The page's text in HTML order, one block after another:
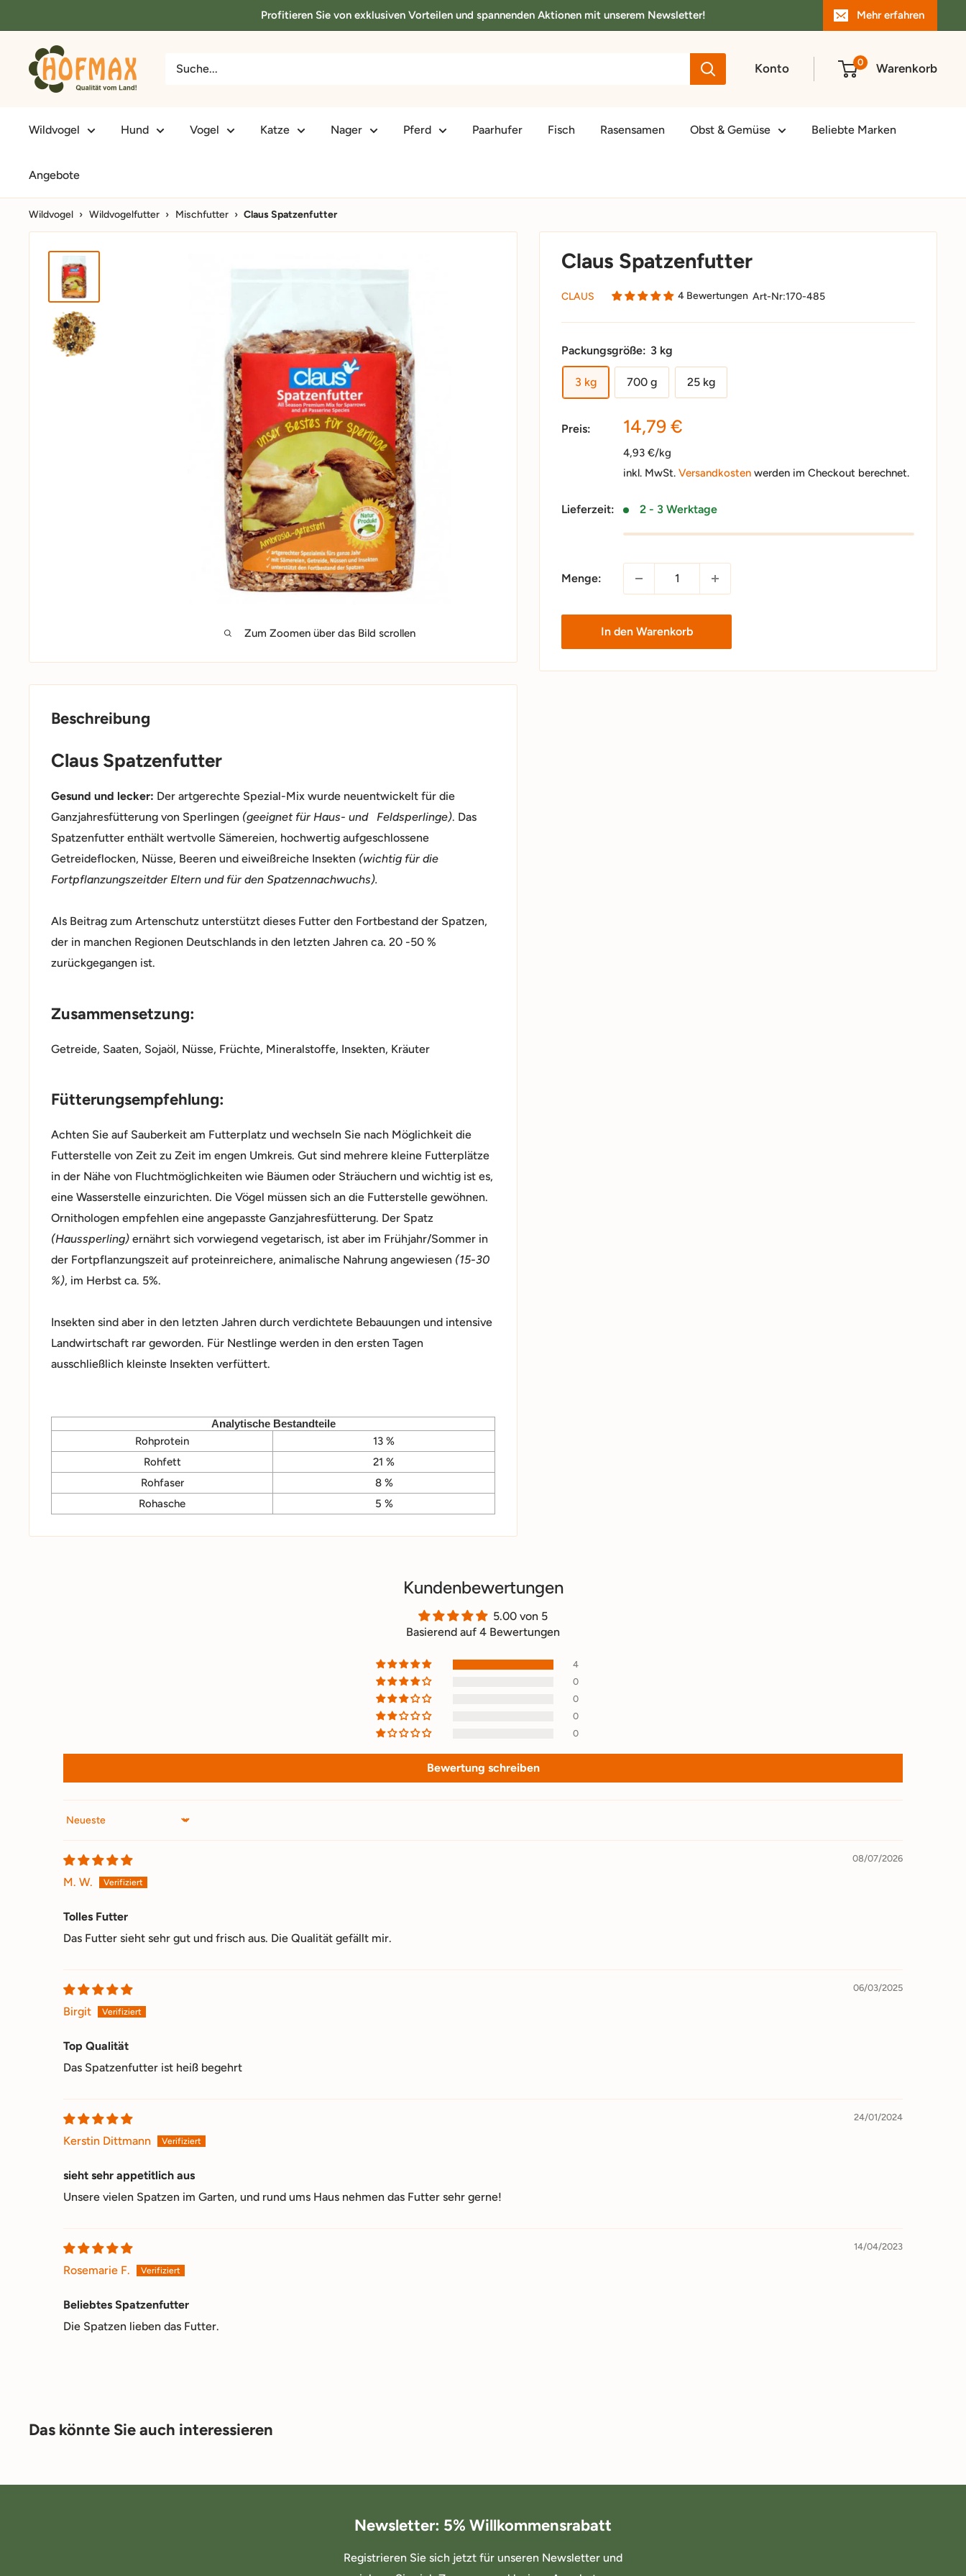
zum
Profitieren Sie von exklusiven Vorteilen und spannenden Aktionen mit unserem Newsletter! Mehr erfahren
hofmax.de
Konto 0 Warenkorb
Wildvogel Hund Vogel Katze Nager Pferd Paarhufer Fisch Rasensamen Obst & Gemüse Beliebte Marken
Angebote
Wildvogel › Wildvogelfutter › Mischfutter › Claus Spatzenfutter
Zum Zoomen über das Bild scrollen
Claus Spatzenfutter
CLAUS 4 Bewertungen Art-Nr:170-485
Packungsgröße: 3 kg
3 kg 700 g 25 kg
Preis: Sonderpreis
14,79 €
4,93 €/kg
inkl. MwSt.Versandkosten werden im Checkout berechnet.
Lieferzeit: 2 - 3 Werktage
Menge:
In den Warenkorb
Beschreibung
Claus Spatzenfutter
Gesund und lecker: Der artgerechte Spezial-Mix wurde neuentwickelt für die
Ganzjahresfütterung von Sperlingen (geeignet für Haus- und Feldsperlinge). Das
Spatzenfutter enthält wertvolle Sämereien, hochwertig aufgeschlossene
Getreideflocken, Nüsse, Beeren und eiweißreiche Insekten (wichtig für die
Fortpflanzungszeitder Eltern und für den Spatzennachwuchs).
Als Beitrag zum Artenschutz unterstützt dieses Futter den Fortbestand der Spatzen,
der in manchen Regionen Deutschlands in den letzten Jahren ca. 20 -50 %
zurückgegangen ist.
Zusammensetzung:
Getreide, Saaten, Sojaöl, Nüsse, Früchte, Mineralstoffe, Insekten, Kräuter
Fütterungsempfehlung:
Achten Sie auf Sauberkeit am Futterplatz und wechseln Sie nach Möglichkeit die
Futterstelle von Zeit zu Zeit im engen Umkreis. Gut sind mehrere kleine Futterplätze
in der Nähe von Fluchtmöglichkeiten wie Bäumen oder Sträuchern und wichtig ist es,
eine Wasserstelle einzurichten. Die Vögel müssen sich an die Futterstelle gewöhnen.
Ornithologen empfehlen eine angepasste Ganzjahresfütterung. Der Spatz
(Haussperling) ernährt sich vorwiegend vegetarisch, ist aber im Frühjahr/Sommer in
der Fortpflanzungszeit auf proteinreichere, animalische Nahrung angewiesen (15-30
%), im Herbst ca. 5%.
Insekten sind aber in den letzten Jahren durch verdichtete Bebauungen und intensive
Landwirtschaft rar geworden. Für Nestlinge werden in den ersten Tagen
ausschließlich kleinste Insekten verfüttert.
Analytische Bestandteile
Rohprotein
13 %
Rohfett
21 %
Rohfaser
8 %
Rohasche
5 %
Kundenbewertungen
5.00 von 5
Basierend auf 4 Bewertungen
4
0
0
0
0
Bewertung schreiben
Sort by
08/07/2026
M. W.
Tolles Futter
Das Futter sieht sehr gut und frisch aus. Die Qualität gefällt mir.
06/03/2025
Birgit
Top Qualität
Das Spatzenfutter ist heiß begehrt
24/01/2024
Kerstin Dittmann
sieht sehr appetitlich aus
Unsere vielen Spatzen im Garten, und rund ums Haus nehmen das Futter sehr gerne!
14/04/2023
Rosemarie F.
Beliebtes Spatzenfutter
Die Spatzen lieben das Futter.
Das könnte Sie auch interessieren
Newsletter: 5% Willkommensrabatt
Registrieren Sie sich jetzt für unseren Newsletter und